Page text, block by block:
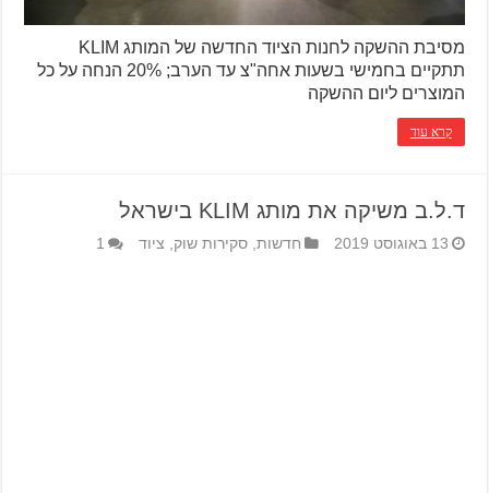
מסיבת ההשקה לחנות הציוד החדשה של המותג KLIM
תתקיים בחמישי בשעות אחה"צ עד הערב; 20% הנחה על כל
המוצרים ליום ההשקה
קרא עוד
ד.ל.ב משיקה את מותג KLIM בישראל
13 באוגוסט 2019 חדשות ,סקירות שוק ציוד 1